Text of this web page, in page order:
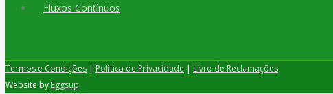
Fluxos Contínuos
Termos e Condições | Política de Privacidade | Livro de Reclamações
Website by Eggsup